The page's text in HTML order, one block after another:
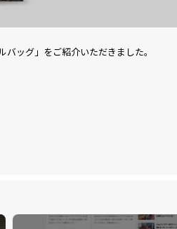
ッグ」をご紹介いただきました。